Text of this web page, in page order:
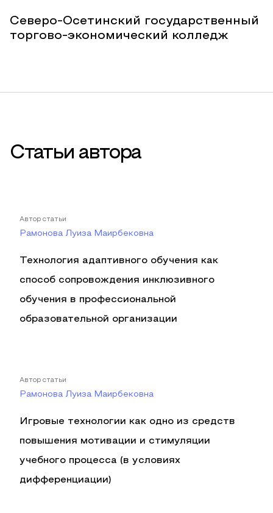
Северо-Осетинский государственный
торгово-экономический колледж
Статьи автора
Автор статьи
Рамонова Луиза Маирбековна
Технология адаптивного обучения как
способ сопровождения инклюзивного
обучения в профессиональной
образовательной организации
Автор статьи
Рамонова Луиза Маирбековна
Игровые технологии как одно из средств
повышения мотивации и стимуляции
учебного процесса (в условиях
дифференциации)